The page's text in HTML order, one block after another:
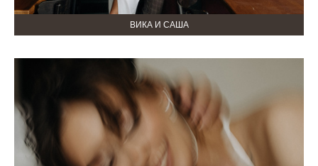
ВИКА И САША